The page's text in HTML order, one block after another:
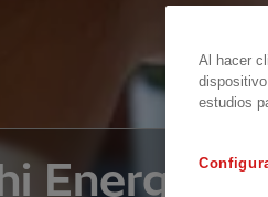
Energy
Al hacer
estudios